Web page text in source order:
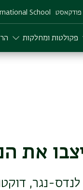
פודקאסט School
פקולטות ומחלקות
את
נגר,